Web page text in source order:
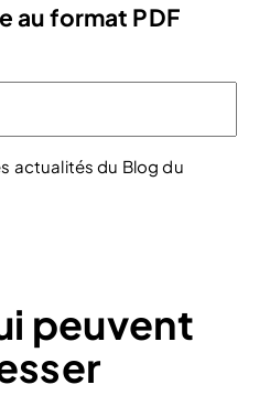
au format PDF
actualités du Blog du
peuvent